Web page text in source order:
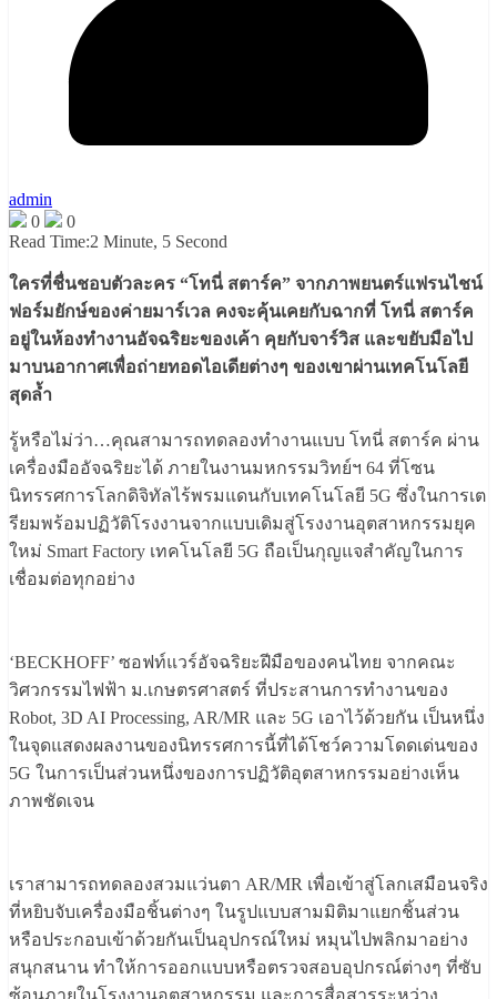
admin
0
0
Read Time:2 Minute, 5 Second
ใครที่ชื่นชอบตัวละคร “โทนี่ สตาร์ค” จากภาพยนตร์แฟรนไชน์
ฟอร์มยักษ์ของค่ายมาร์เวล คงจะคุ้นเคยกับฉากที่ โทนี่ สตาร์ค
อยู่ในห้องทำงานอัจฉริยะของเค้า คุยกับจาร์วิส และขยับมือไป
มาบนอากาศเพื่อถ่ายทอดไอเดียต่างๆ ของเขาผ่านเทคโนโลยี
สุดล้ำ
รู้หรือไม่ว่า…คุณสามารถทดลองทำงานแบบ โทนี่ สตาร์ค ผ่าน
เครื่องมืออัจฉริยะได้ ภายในงานมหกรรมวิทย์ฯ 64 ที่โซน
นิทรรศการโลกดิจิทัลไร้พรมแดนกับเทคโนโลยี 5G ซึ่งในการเต
รียมพร้อมปฏิวัติโรงงานจากแบบเดิมสู่โรงงานอุตสาหกรรมยุค
ใหม่ Smart Factory เทคโนโลยี 5G ถือเป็นกุญแจสำคัญในการ
เชื่อมต่อทุกอย่าง
‘BECKHOFF’ ซอฟท์แวร์อัจฉริยะฝีมือของคนไทย จากคณะ
วิศวกรรมไฟฟ้า ม.เกษตรศาสตร์ ที่ประสานการทำงานของ
Robot, 3D AI Processing, AR/MR และ 5G เอาไว้ด้วยกัน เป็นหนึ่ง
ในจุดแสดงผลงานของนิทรรศการนี้ที่ได้โชว์ความโดดเด่นของ
5G ในการเป็นส่วนหนึ่งของการปฏิวัติอุตสาหกรรมอย่างเห็น
ภาพชัดเจน
เราสามารถทดลองสวมแว่นตา AR/MR เพื่อเข้าสู่โลกเสมือนจริง
ที่หยิบจับเครื่องมือชิ้นต่างๆ ในรูปแบบสามมิติมาแยกชิ้นส่วน
หรือประกอบเข้าด้วยกันเป็นอุปกรณ์ใหม่ หมุนไปพลิกมาอย่าง
สนุกสนาน ทำให้การออกแบบหรือตรวจสอบอุปกรณ์ต่างๆ ที่ซับ